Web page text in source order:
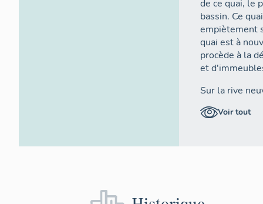
de ce quai, le
bassin. Ce
empiètement
quai est à
procède à la
et
Sur la rive
1566 sur
creusement
Voir tout